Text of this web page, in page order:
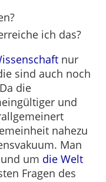
ich das?
nur
sind auch noch
die
und
nahezu
Man
um die Welt
Fragen des